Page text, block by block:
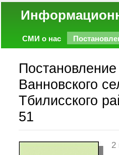
СМИ о нас
Ванновского
Тбилисского
51
2